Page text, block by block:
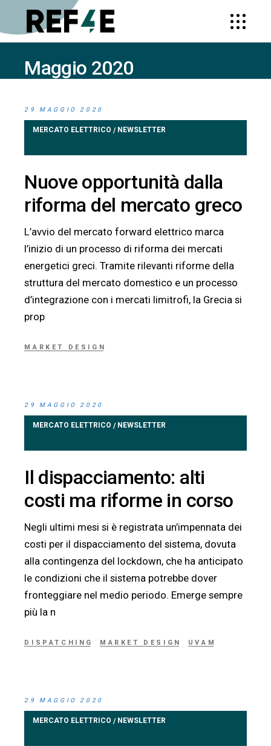
Maggio 2020
29 MAGGIO 2020
MERCATO ELETTRICO / NEWSLETTER
Nuove opportunità dalla
riforma del mercato greco
L’avvio del mercato forward elettrico marca
l’inizio di un processo di riforma dei mercati
energetici greci. Tramite rilevanti riforme della
struttura del mercato domestico e un processo
d’integrazione con i mercati limitrofi, la Grecia si
prop
MARKET DESIGN
29 MAGGIO 2020
MERCATO ELETTRICO / NEWSLETTER
Il dispacciamento: alti
costi ma riforme in corso
Negli ultimi mesi si è registrata un’impennata dei
costi per il dispacciamento del sistema, dovuta
alla contingenza del lockdown, che ha anticipato
le condizioni che il sistema potrebbe dover
fronteggiare nel medio periodo. Emerge sempre
più la n
DISPATCHING MARKET DESIGN UVAM
29 MAGGIO 2020
MERCATO ELETTRICO / NEWSLETTER